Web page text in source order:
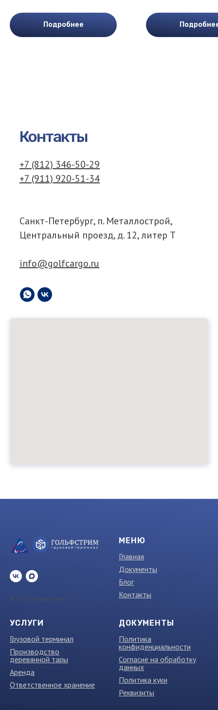
Подробнее
Контакты
+7 (812) 346-50-29
+7 (911) 920-51-34
Санкт-Петербург, п. Металлострой,
Центральный проезд, д. 12, литер Т
info@golfcargo.ru
© 2025 Гольфстрим
МЕНЮ
Главная
Документы
Блог
Контакты
УСЛУГИ
Грузовой терминал
Производство
деревянной тары
Аренда
Ответственное хранение
ДОКУМЕНТЫ
Политика
конфиденциальности
Согласие на обработку
данных
Политика куки
Реквизиты